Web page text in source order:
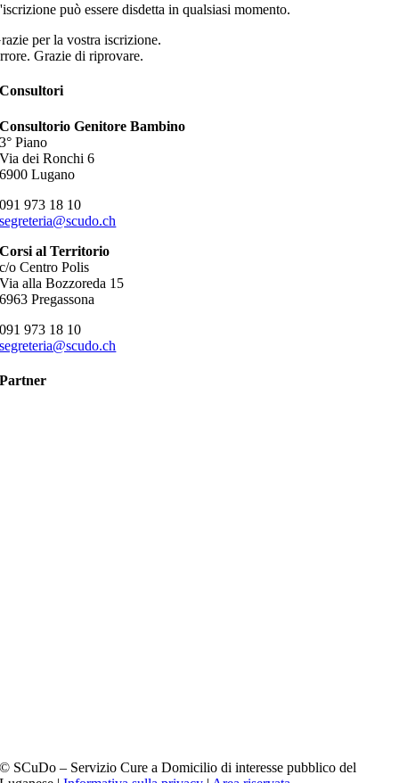
può essere disdetta in qualsiasi momento.
per la vostra iscrizione.
Grazie di riprovare.
Consultori
Consultorio Genitore Bambino
3° Piano
Via dei Ronchi 6
6900 Lugano
091 973 18 10
segreteria@scudo.ch
Corsi al Territorio
c/o Centro Polis
Via alla Bozzoreda 15
6963 Pregassona
091 973 18 10
segreteria@scudo.ch
Partner
© SCuDo – Servizio Cure a Domicilio di interesse pubblico del